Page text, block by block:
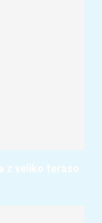
z veliko teraso